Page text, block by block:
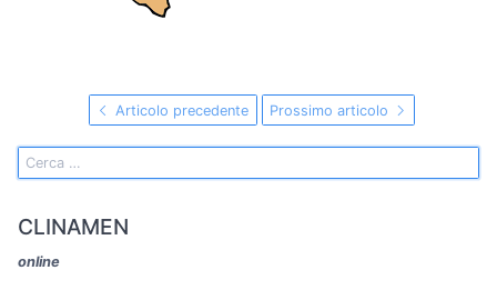
Articolo precedente Prossimo articolo
CLINAMEN
online